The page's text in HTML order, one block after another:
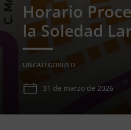
Horario
la Soledad
UNCATEGORIZED
31 de marzo de 2026